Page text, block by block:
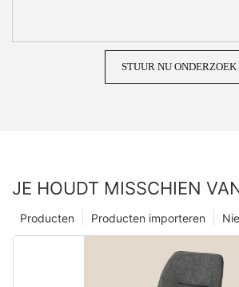
STUUR NU ONDERZOEK
JE HOUDT MISSCHIEN
Producten importeren
Producten